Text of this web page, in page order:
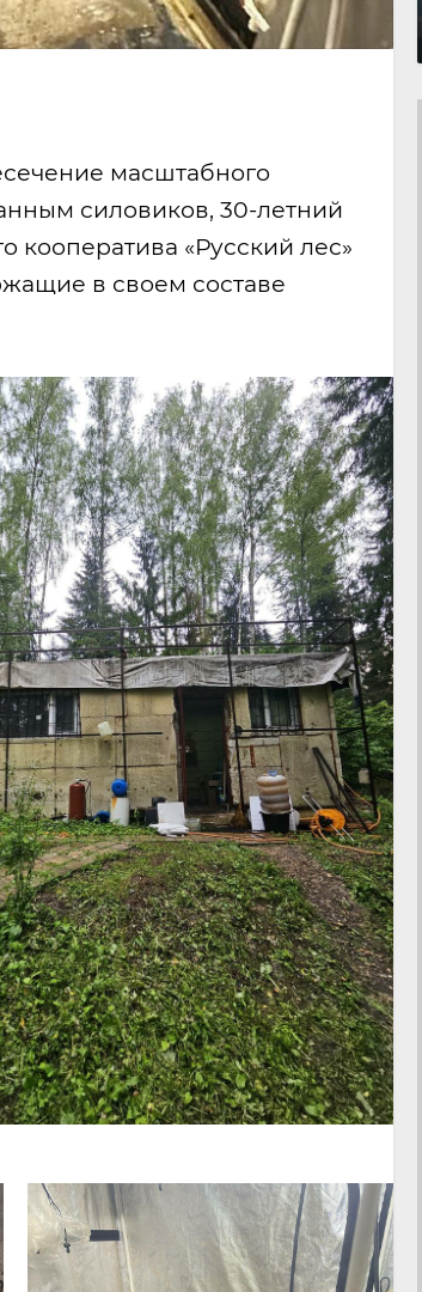
масштабного
силовиков, 30-летний
кооператива «Русский лес»
в своем составе